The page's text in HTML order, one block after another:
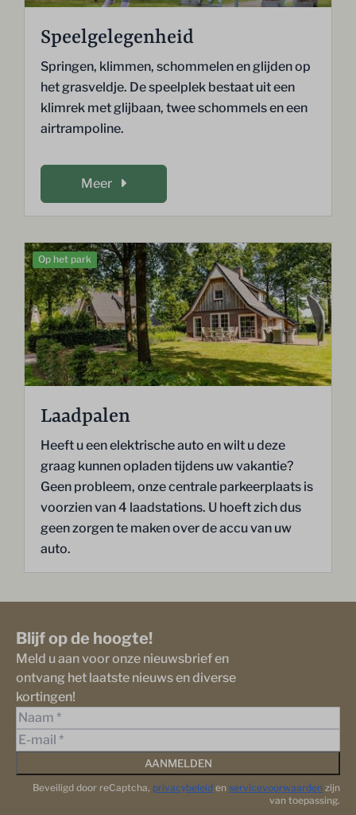
Speelgelegenheid
Springen, klimmen, schommelen en glijden op
het grasveldje. De speelplek bestaat uit een
klimrek met glijbaan, twee schommels en een
airtrampoline.
Meer
Op het park
Laadpalen
Heeft u een elektrische auto en wilt u deze
graag kunnen opladen tijdens uw vakantie?
Geen probleem, onze centrale parkeerplaats is
voorzien van 4 laadstations. U hoeft zich dus
geen zorgen te maken over de accu van uw
auto.
Blijf op de hoogte!
Meld u aan voor onze nieuwsbrief en
ontvang het laatste nieuws en diverse
kortingen!
AANMELDEN
Beveiligd door reCaptcha, privacybeleid en servicevoorwaarden zijn
van toepassing.